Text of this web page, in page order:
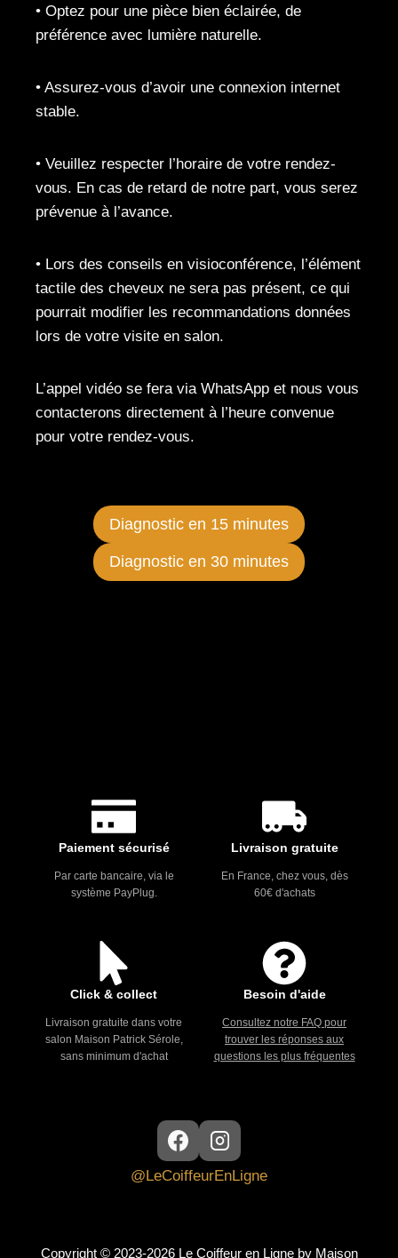
• Optez pour une pièce bien éclairée, de
préférence avec lumière naturelle.
• Assurez-vous d’avoir une connexion internet
stable.
• Veuillez respecter l’horaire de votre rendez-
vous. En cas de retard de notre part, vous serez
prévenue à l’avance.
• Lors des conseils en visioconférence, l’élément
tactile des cheveux ne sera pas présent, ce qui
pourrait modifier les recommandations données
lors de votre visite en salon.
L’appel vidéo se fera via WhatsApp et nous vous
contacterons directement à l’heure convenue
pour votre rendez-vous.
Diagnostic en 15 minutes
Diagnostic en 30 minutes
Paiement sécurisé
Par carte bancaire, via le
système PayPlug.
Livraison gratuite
En France, chez vous, dès
60€ d'achats
Click & collect
Livraison gratuite dans votre
salon Maison Patrick Sérole,
sans minimum d'achat
Besoin d'aide
Consultez notre FAQ pour
trouver les réponses aux
questions les plus fréquentes
@LeCoiffeurEnLigne
Copyright © 2023-2026 Le Coiffeur en Ligne by Maison